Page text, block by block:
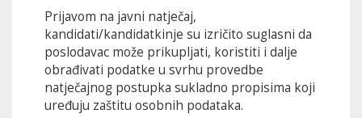
Prijavom na javni natječaj,
kandidati/kandidatkinje su izričito suglasni da
poslodavac može prikupljati, koristiti i dalje
obrađivati podatke u svrhu provedbe
natječajnog postupka sukladno propisima koji
uređuju zaštitu osobnih podataka.